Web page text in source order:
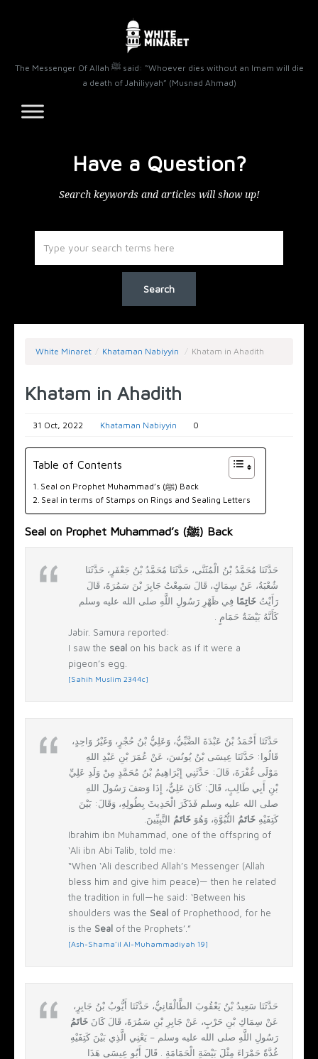
The Messenger Of Allah ﷺ said: “Whoever dies without an Imam will die
a death of Jahiliyyah” (Musnad Ahmad)
Have a Question?
Search keywords and articles will show up!
White Minaret / Khataman Nabiyyin / Khatam in Ahadith
Khatam in Ahadith
31 Oct, 2022 Khataman Nabiyyin 0
Table of Contents
Seal on Prophet Muhammad’s (ﷺ) Back
Seal in terms of Stamps on Rings and Sealing Letters
Seal on Prophet Muhammad’s (ﷺ) Back
حَدَّثَنَا مُحَمَّدُ بْنُ الْمُثَنَّى، حَدَّثَنَا مُحَمَّدُ بْنُ جَعْفَرٍ، حَدَّثَنَا
شُعْبَةُ، عَنْ سِمَاكٍ، قَالَ سَمِعْتُ جَابِرَ بْنَ سَمُرَةَ، قَالَ
رَأَيْتُ خَاتِمًا فِي ظَهْرِ رَسُولِ اللَّهِ صلى الله عليه وسلم
كَأَنَّهُ بَيْضَةُ حَمَامٍ ‏.‏
Jabir. Samura reported:
I saw the seal on his back as if it were a
pigeon’s egg.
[Sahih Muslim 2344c]
حَدَّثَنَا أَحْمَدُ بْنُ عَبْدَةَ الضَّبِّيُّ، وَعَلِيُّ بْنُ حُجْرٍ، وَغَيْرُ وَاحِدٍ،
قَالُوا‏:‏ حَدَّثَنَا عِيسَى بْنُ يُونُسَ، عَنْ عُمَرَ بْنِ عَبْدِ اللهِ
مَوْلَى غُفْرَةَ، قَالَ‏:‏ حَدَّثَنِي إِبْرَاهِيمُ بْنُ مُحَمَّدٍ مِنْ وَلَدِ عَلِيِّ
بْنِ أَبِي طَالِبٍ، قَالَ‏:‏ كَانَ عَلِيٌّ، إِذَا وَصَفَ رَسُولَ اللهِ
صلى الله عليه وسلم فَذَكَرَ الْحَدِيثَ بِطُولِهِ، وَقَالَ‏:‏ بَيْنَ
كَتِفَيْهِ خَاتَمُ النُّبُوَّةِ، وَهُوَ خَاتَمُ النَّبِيِّينَ‏.‏
Ibrahim ibn Muhammad, one of the offspring of
‘Ali ibn Abi Talib, told me:
“When ‘Ali described Allah’s Messenger (Allah
bless him and give him peace)— then he related
the tradition in full—he said: ‘Between his
shoulders was the Seal of Prophethood, for he
is the Seal of the Prophets’.”
[Ash-Shama’il Al-Muhammadiyah 19]
حَدَّثَنَا سَعِيدُ بْنُ يَعْقُوبَ الطَّالْقَانِيُّ، حَدَّثَنَا أَيُّوبُ بْنُ جَابِرٍ،
عَنْ سِمَاكِ بْنِ حَرْبٍ، عَنْ جَابِرِ بْنِ سَمُرَةَ، قَالَ كَانَ خَاتَمُ
رَسُولِ اللَّهِ صلى الله عليه وسلم – يَعْنِي الَّذِي بَيْنَ كَتِفَيْهِ
غُدَّةً حَمْرَاءَ مِثْلَ بَيْضَةِ الْحَمَامَةِ ‏.‏ قَالَ أَبُو عِيسَى هَذَا